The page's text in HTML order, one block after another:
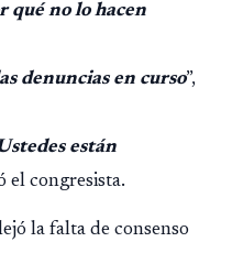
qué no lo hacen
denuncias en curso”,
están
el congresista.
la falta de consenso